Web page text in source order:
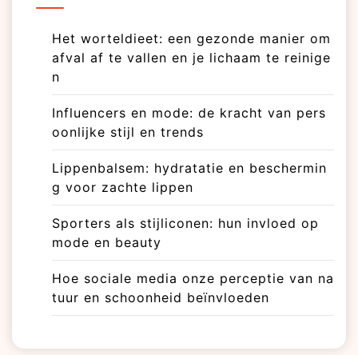
Het worteldieet: een gezonde manier om
afval af te vallen en je lichaam te reinige
n
Influencers en mode: de kracht van pers
oonlijke stijl en trends
Lippenbalsem: hydratatie en beschermin
g voor zachte lippen
Sporters als stijliconen: hun invloed op
mode en beauty
Hoe sociale media onze perceptie van na
tuur en schoonheid beïnvloeden